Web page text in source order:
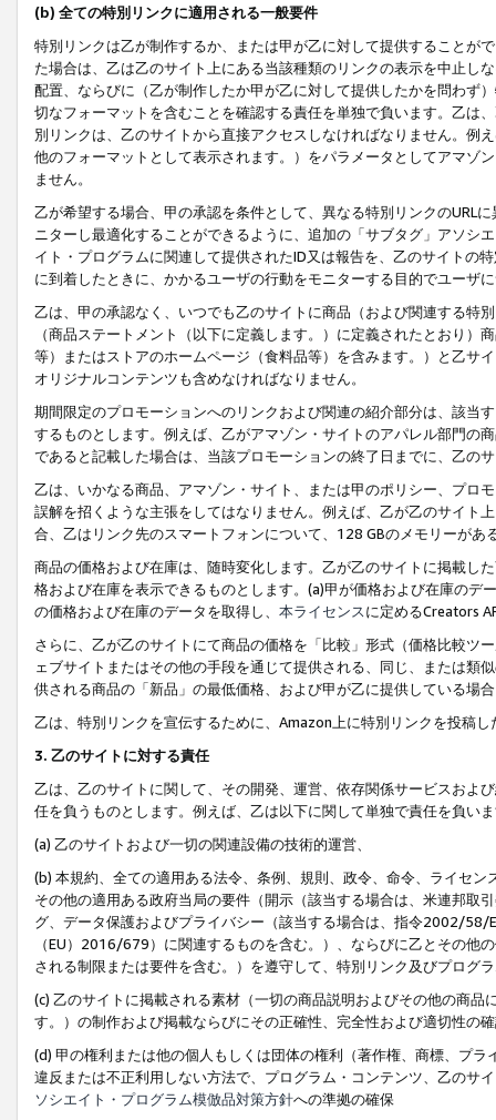
(b) 全ての特別リンクに適用される一般要件
特別リンクは乙が制作するか、または甲が乙に対して提供することが
た場合は、乙は乙のサイト上にある当該種類のリンクの表示を中止し
配置、ならびに（乙が制作したか甲が乙に対して提供したかを問わず
切なフォーマットを含むことを確認する責任を単独で負います。乙は
別リンクは、乙のサイトから直接アクセスしなければなりません。例
他のフォーマットとして表示されます。）をパラメータとしてアマゾ
ません。
乙が希望する場合、甲の承認を条件として、異なる特別リンクのURL
ニターし最適化することができるように、追加の「サブタグ」アソシ
イト・プログラムに関連して提供されたID又は報告を、乙のサイトの
に到着したときに、かかるユーザの行動をモニターする目的でユーザ
乙は、甲の承認なく、いつでも乙のサイトに商品（および関連する特
（商品ステートメント（以下に定義します。）に定義されたとおり
等）またはストアのホームページ（食料品等）を含みます。）と乙サ
オリジナルコンテンツも含めなければなりません。
期間限定のプロモーションへのリンクおよび関連の紹介部分は、該当
するものとします。例えば、乙がアマゾン・サイトのアパレル部門の
であると記載した場合は、当該プロモーションの終了日までに、乙の
乙は、いかなる商品、アマゾン・サイト、または甲のポリシー、プロ
誤解を招くような主張をしてはなりません。例えば、乙が乙のサイト
合、乙はリンク先のスマートフォンについて、128 GBのメモリーがあ
商品の価格および在庫は、随時変化します。乙が乙のサイトに掲載し
格および在庫を表示できるものとします。(a)甲が価格および在庫の
の価格および在庫のデータを取得し、 本ライセンスに定めるCreators
さらに、乙が乙のサイトにて商品の価格を「比較」形式（価格比較ツ
ェブサイトまたはその他の手段を通じて提供される、同じ、または類
供される商品の「新品」の最低価格、および甲が乙に提供している場
乙は、特別リンクを宣伝するために、Amazon上に特別リンクを投稿
3. 乙のサイトに対する責任
乙は、乙のサイトに関して、その開発、運営、依存関係サービスおよ
任を負うものとします。例えば、乙は以下に関して単独で責任を負い
(a) 乙のサイトおよび一切の関連設備の技術的運営、
(b) 本規約、全ての適用ある法令、条例、規則、政令、命令、ライセ
その他の適用ある政府当局の要件（開示（該当する場合は、米連邦取
グ、データ保護およびプライバシー（該当する場合は、指令2002/58/
（EU）2016/679）に関連するものを含む。）、ならびに乙とその他
される制限または要件を含む。）を遵守して、特別リンク及びプログ
(c) 乙のサイトに掲載される素材（一切の商品説明およびその他の商
す。）の制作および掲載ならびにその正確性、完全性および適切性の
(d) 甲の権利または他の個人もしくは団体の権利（著作権、商標、プ
違反または不正利用しない方法で、プログラム・コンテンツ、乙のサ
ソシエイト・プログラム模倣品対策方針への準拠の確保